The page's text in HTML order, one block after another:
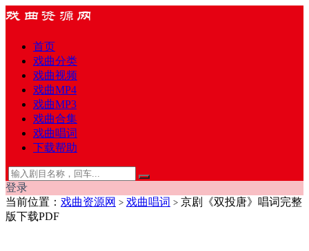
首页
戏曲分类
戏曲视频
戏曲MP4
戏曲MP3
戏曲合集
戏曲唱词
下载帮助
登录
当前位置： 戏曲资源网 > 戏曲唱词 > 京剧《双投唐》唱词完整
版下载PDF